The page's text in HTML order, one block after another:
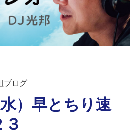
ブログ
）早とちり速